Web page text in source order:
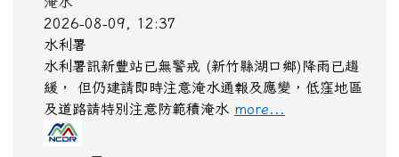
淹水感測
2026-08-09, 12:07